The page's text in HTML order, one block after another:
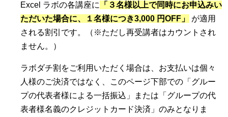
Excel ラボの各講座に
「３名様以上で同時にお申込みい
ただいた場合に、１名様につき3,000 円OFF」
が適用
される割引です。（※ただし再受講者はカウントされ
ません。）
ラボダチ割をご利用いただく場合は、お支払いは個々
人様のご決済ではなく、このページ下部での「グルー
プの代表者様による一括振込」または「グループの代
表者様名義のクレジットカード決済」のみとなりま